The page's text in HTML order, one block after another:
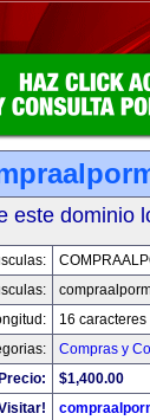
este dominio
16 caracteres
Compras y
Precio:
$1,400.00